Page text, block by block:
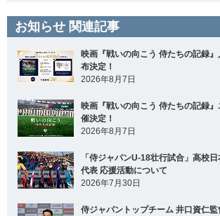
お知らせ 関連記事
映画『戦いの向こう 侍たちの記録
布決定！
2026年8月7日
映画『戦いの向こう 侍たちの記録
催決定！
2026年8月7日
「侍ジャパンU-18壮行試合」高校
代表 応援活動について
2026年7月30日
侍ジャパントップチーム 井口資仁